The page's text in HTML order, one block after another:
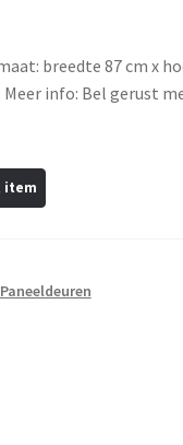
breedte 87 cm x
info: Bel gerust
Paneeldeuren